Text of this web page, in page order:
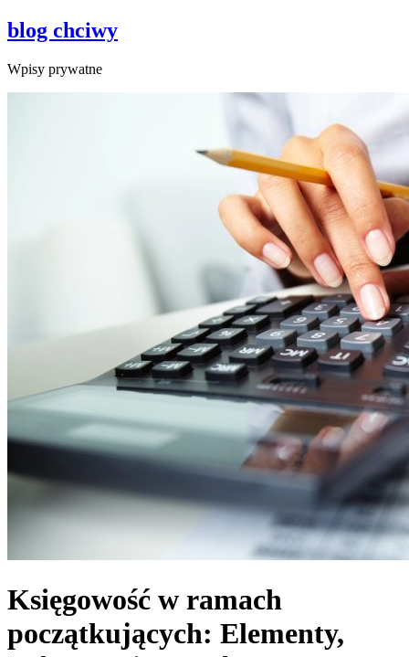
blog chciwy
Wpisy prywatne
Księgowość w ramach
początkujących: Elementy,